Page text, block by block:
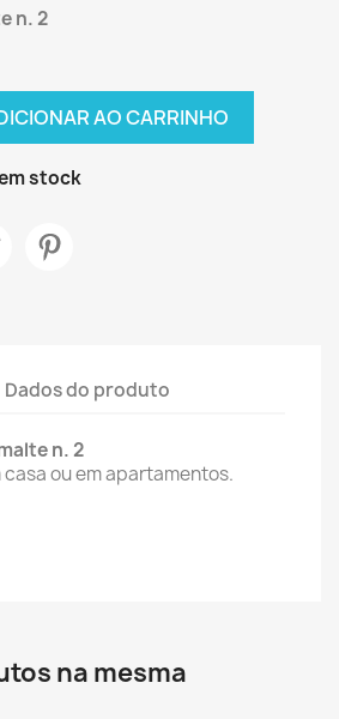
n. 2
AO CARRINHO
stock
Dados do produto
n. 2
ou em apartamentos.
na mesma